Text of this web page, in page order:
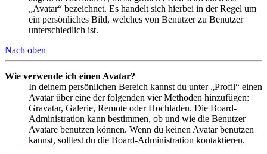
„Avatar“ bezeichnet. Es handelt sich hierbei in der Regel um
ein persönliches Bild, welches von Benutzer zu Benutzer
unterschiedlich ist.
Nach oben
Wie verwende ich einen Avatar?
In deinem persönlichen Bereich kannst du unter „Profil“ einen
Avatar über eine der folgenden vier Methoden hinzufügen:
Gravatar, Galerie, Remote oder Hochladen. Die Board-
Administration kann bestimmen, ob und wie die Benutzer
Avatare benutzen können. Wenn du keinen Avatar benutzen
kannst, solltest du die Board-Administration kontaktieren.